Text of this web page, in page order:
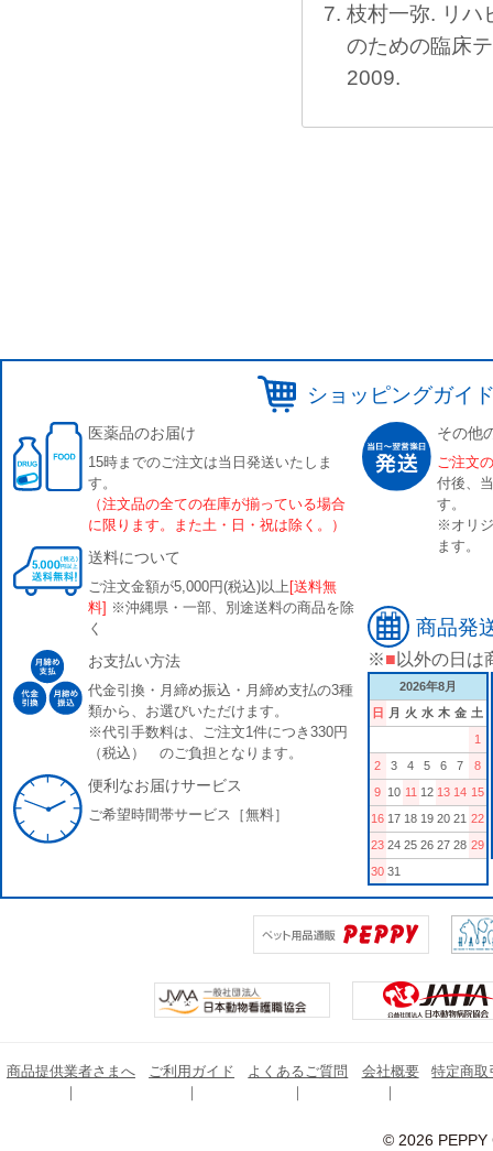
枝村一弥. リハ
のための臨床
2009.
ショッピングガイ
医薬品のお届け
15時までのご注文は当日発送いたしま
す。
（注文品の全ての在庫が揃っている場合
に限ります。また土・日・祝は除く。）
送料について
ご注文金額が5,000円(税込)以上 [送料無
料] ※沖縄県・一部、別途送料の商品を除
く
お支払い方法
代金引換・月締め振込・月締め支払の3種
類から、お選びいただけます。
※代引手数料は、ご注文1件につき330円
（税込） のご負担となります。
便利なお届けサービス
ご希望時間帯サービス［無料］
その他
ご注文
付後、
す。
※オリ
ます。
商品発
※■ 以外の日は
2026年8月
日
月 火 水 木 金 土
1
2
3 4 5 6 7
8
9 10 11 12 13 14 15
16 17 18 19 20 21 22
23 24 25 26 27 28 29
30 31
商品提供業者さまへ ご利用ガイド よくあるご質問 会社概要 特定商取
© 2026 PEPPY